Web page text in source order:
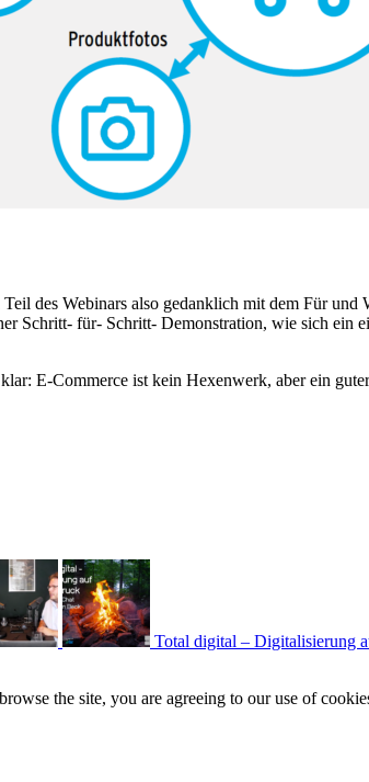
des Webinars also gedanklich mit dem Für
Schritt- für- Schritt- Demonstration, wie sich ein
E-Commerce ist kein Hexenwerk, aber ein
Total digital – Digitalisierung
the site, you are agreeing to our use of